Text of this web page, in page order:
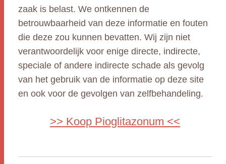
zaak is belast. We ontkennen de
betrouwbaarheid van deze informatie en fouten
die deze zou kunnen bevatten. Wij zijn niet
verantwoordelijk voor enige directe, indirecte,
speciale of andere indirecte schade als gevolg
van het gebruik van de informatie op deze site
en ook voor de gevolgen van zelfbehandeling.
>> Koop Pioglitazonum <<